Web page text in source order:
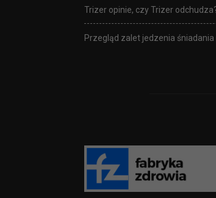
Trizer opinie, czy Trizer
Przegląd zalet jedzenia śniadania